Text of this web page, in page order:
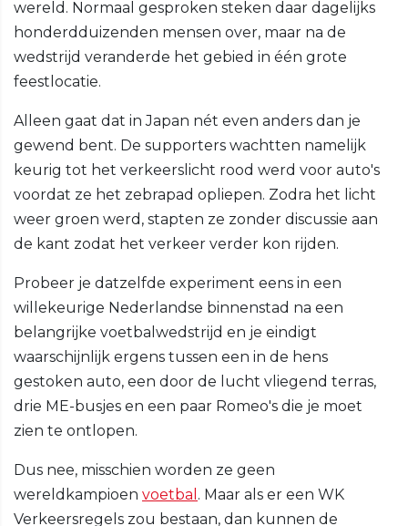
wereld. Normaal gesproken steken daar dagelijks
honderdduizenden mensen over, maar na de
wedstrijd veranderde het gebied in één grote
feestlocatie.
Alleen gaat dat in Japan nét even anders dan je
gewend bent. De supporters wachtten namelijk
keurig tot het verkeerslicht rood werd voor auto's
voordat ze het zebrapad opliepen. Zodra het licht
weer groen werd, stapten ze zonder discussie aan
de kant zodat het verkeer verder kon rijden.
Probeer je datzelfde experiment eens in een
willekeurige Nederlandse binnenstad na een
belangrijke voetbalwedstrijd en je eindigt
waarschijnlijk ergens tussen een in de hens
gestoken auto, een door de lucht vliegend terras,
drie ME-busjes en een paar Romeo's die je moet
zien te ontlopen.
Dus nee, misschien worden ze geen
wereldkampioen voetbal . Maar als er een WK
Verkeersregels zou bestaan, dan kunnen de